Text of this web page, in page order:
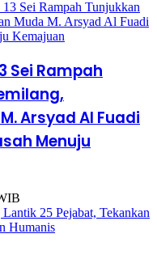
Sei Rampah
Arsyad Al Fuadi
Menuju